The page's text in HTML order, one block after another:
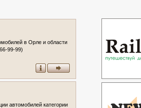
в Орле и области
99-99)
автомобилей категории